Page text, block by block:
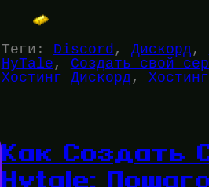
Теги: Discord , Дискорд ,
HyTale , Создать свой
Хостинг Дискорд ,
Как Создать
Hytale: